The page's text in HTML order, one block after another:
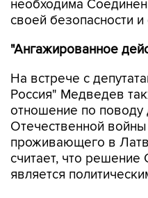
"Ангажированное
На встрече с
отношение по поводу
Отечественной войны
проживающего в
считает, что решение
является
"Я не могу с вами не